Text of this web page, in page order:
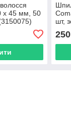
х 45 мм, 50
шт,
250